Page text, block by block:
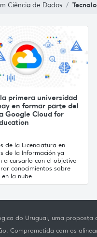
Ciência de Dados
la primera universidad
en formar parte del
Google Cloud for
de la Licenciatura en
de la Información ya
a cursarlo con el objetivo
conocimientos sobre
la nube
do Uruguai, uma
Comprometida com os